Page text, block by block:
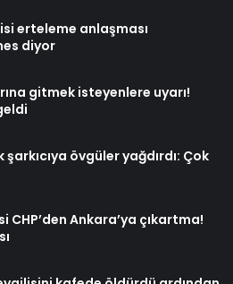
erteleme anlaşması
diyor
gitmek isteyenlere uyarı!
övgüler yağdırdı: Çok
CHP’den Ankara’ya çıkartma!